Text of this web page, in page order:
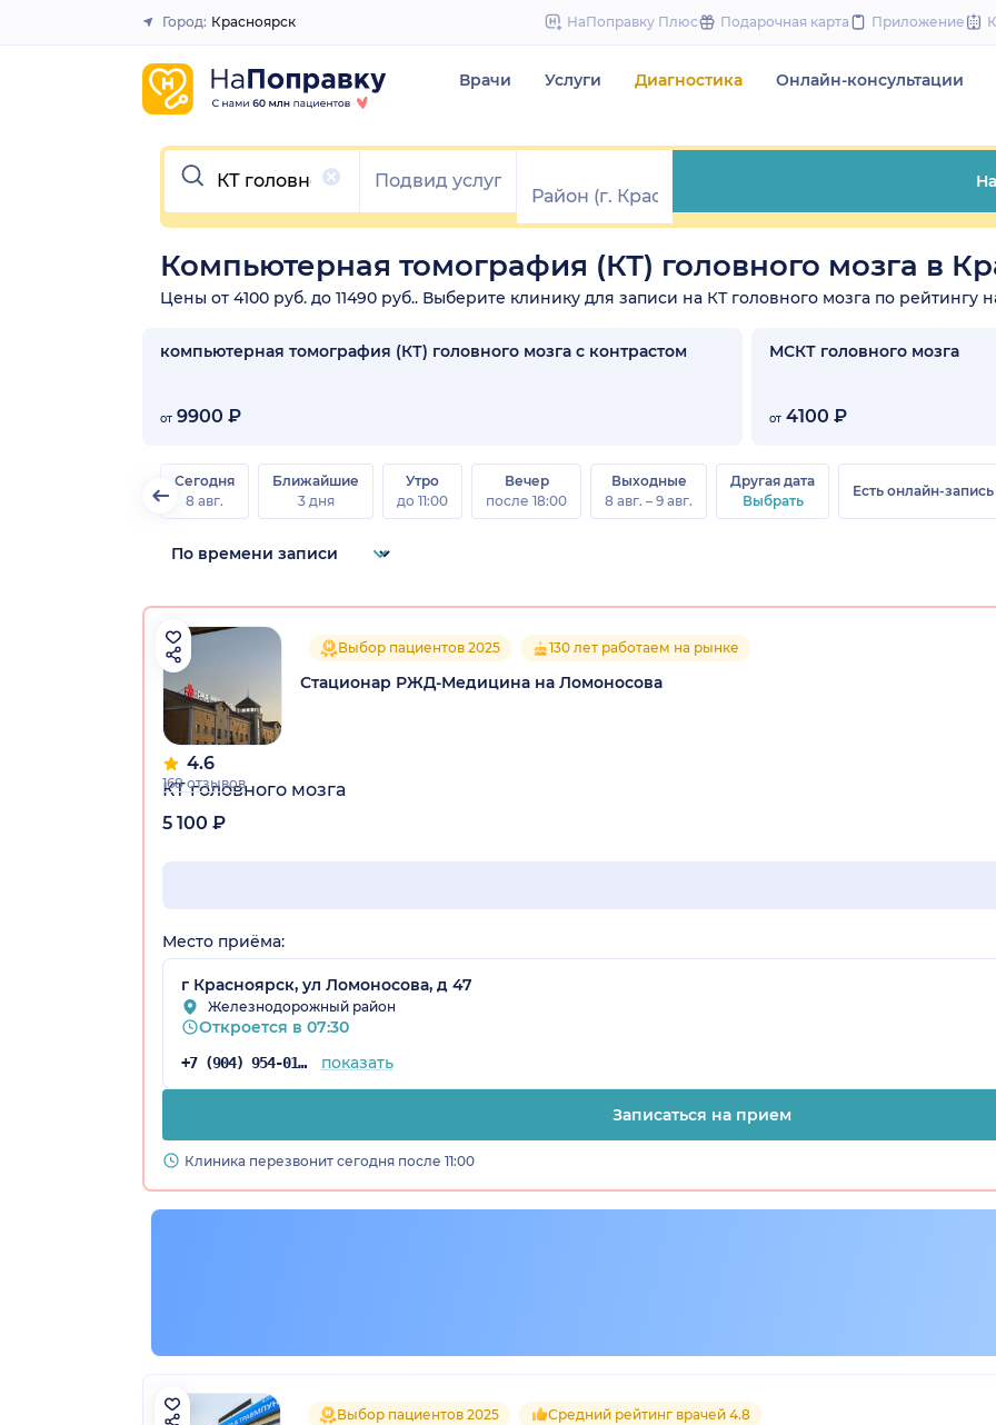
to
Закрыть
Город: Красноярск НаПоправку Плюс Подарочная карта Приложение
Врачи Услуги Диагностика Онлайн-консультации
Очистить
Компьютерная томография (КТ) головного мозга в
Цены от 4100 руб. до 11490 руб.. Выберите клинику для записи на КТ головного мозга по рейтингу
компьютерная томография (КТ) головного мозга с контрастом
от 9900 ₽
МСКТ головного мозга
от 4100 ₽
Сегодня
8 авг.
Ближайшие
3 дня
Утро
до 11:00
Вечер
после 18:00
Выходные
8 авг. – 9 авг.
Другая дата
Выбрать
Есть онлайн-запись
4.6
168 отзывов
Выбор пациентов 2025 130 лет работаем на рынке
Стационар РЖД-Медицина на Ломоносова
КТ головного мозга
5 100 ₽
Место приёма:
г Красноярск, ул Ломоносова, д 47
Железнодорожный район
Откроется в 07:30
+7 (904) 954-01-78 показать
Записаться на прием
Клиника перезвонит сегодня после 11:00
Выбор пациентов 2025 Средний рейтинг врачей 4.8